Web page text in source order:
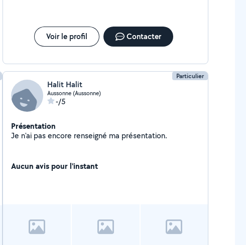
Voir le profil Contacter
Particulier
Halit Halit
Aussonne (Aussonne)
-/5
Présentation
Je n'ai pas encore renseigné ma présentation.
Aucun avis pour l'instant